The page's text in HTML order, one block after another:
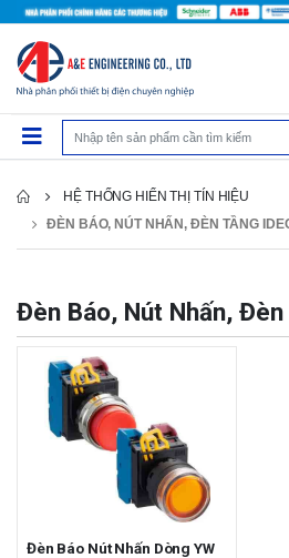
HỆ THỐNG HIỂN THỊ TÍN HIỆU
ĐÈN BÁO, NÚT NHẤN, ĐÈN TẦNG
Đèn Báo, Nút Nhấn,
Đèn Báo Nút Nhấn Dòng YW